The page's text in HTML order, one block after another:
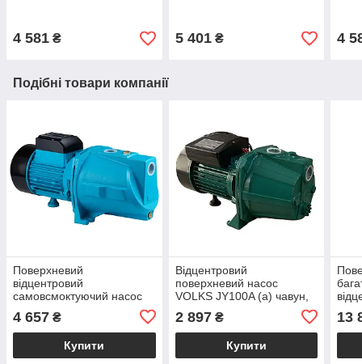
4 581 ₴ 5 401₴ 4
Подібні товари компанії
Поверхневий
відцентровий
самовсмоктуючий насос
напір 48м, 85л/хв) для
поливу, свердловини
4 657 ₴
Купити
Відцентровий
поверхневий насос
VOLKS JY100A (a) чавун,
короткий (1,1 кВт, напір 46
м, 2,8 мᶟ/год) для води
2 897₴
Купити
(1,8
год)
13